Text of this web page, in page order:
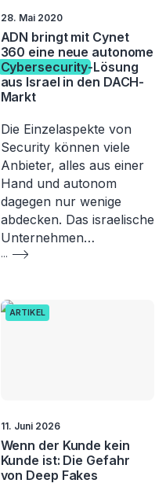
28. Mai 2020
ADN bringt mit Cynet
360 eine neue autonome
Cybersecurity-Lösung
aus Israel in den DACH-
Markt
Die Einzelaspekte von
Security können viele
Anbieter, alles aus einer
Hand und autonom
dagegen nur wenige
abdecken. Das israelische
Unternehmen…
...
ARTIKEL
11. Juni 2026
Wenn der Kunde kein
Kunde ist: Die Gefahr
von Deep Fakes